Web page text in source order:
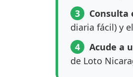
3
Consulta
diaria fácil) y
4
Acude a
de Loto